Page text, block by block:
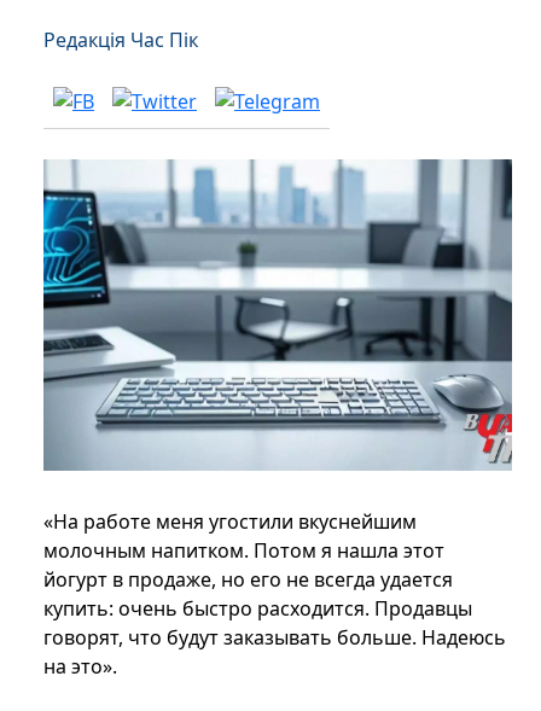
Редакція Час Пік
«На работе меня угостили вкуснейшим
молочным напитком. Потом я нашла этот
йогурт в продаже, но его не всегда удается
купить: очень быстро расходится. Продавцы
говорят, что будут заказывать больше. Надеюсь
на это».